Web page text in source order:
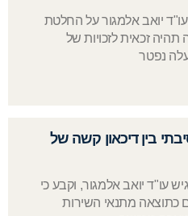
יואב אלמגור על החלטת
תהיה זכאית לזכויות של
נפטר
בין דיכאון קשה של
עו"ד יואב אלמגור, וקבע כי
כתוצאה מתנאי השירות